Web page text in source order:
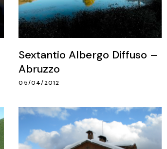
Sextantio Albergo Diffuso –
Abruzzo
05/04/2012